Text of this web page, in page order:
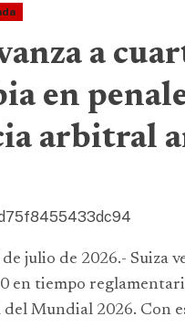
a
en
arbitral
julio de 2026.- Suiza
en tiempo
Mundial 2026. Con